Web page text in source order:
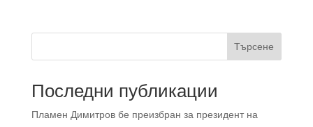
Търсене
Последни публикации
Пламен Димитров бе преизбран за президент на